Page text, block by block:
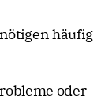
häufig
oder